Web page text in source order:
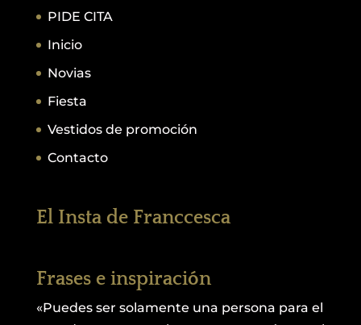
PIDE CITA
Inicio
Novias
Fiesta
Vestidos de promoción
Contacto
El Insta de Franccesca
Frases e inspiración
«Puedes ser solamente una persona para el